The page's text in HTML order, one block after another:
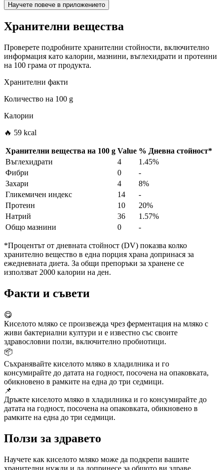
Научете повече в приложението
Хранителни вещества
Проверете подробните хранителни стойности, включително
информация като калории, мазнини, въглехидрати и протеини
на 100 грама от продукта.
Хранителни факти
Количество на 100 g
Калории
🔥 59 kcal
Хранителни вещества на 100 g Value % Дневна стойност*
Въглехидрати
4
1.45%
Фибри
0
-
Захари
4
8%
Гликемичен индекс
14
-
Протеин
10
20%
Натрий
36
1.57%
Общо мазнини
0 -
*Процентът от дневната стойност (DV) показва колко
хранително вещество в една порция храна допринася за
ежедневната диета. За общи препоръки за хранене се
използват 2000 калории на ден.
Факти и съвети
😋
Киселото мляко се произвежда чрез ферментация на мляко с
живи бактериални култури и е известно със своите
здравословни ползи, включително пробиотици.
📦
Съхранявайте киселото мляко в хладилника и го
консумирайте до датата на годност, посочена на опаковката,
обикновено в рамките на една до три седмици.
📌
Дръжте киселото мляко в хладилника и го консумирайте до
датата на годност, посочена на опаковката, обикновено в
рамките на една до три седмици.
Ползи за здравето
Научете как киселото мляко може да подкрепи вашите
хранителни нужди и да допринесе за общото ви здраве.